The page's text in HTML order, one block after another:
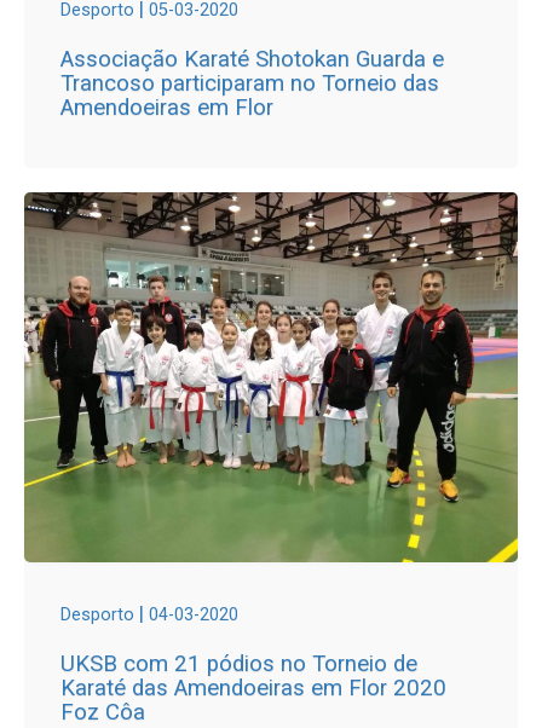
Desporto | 05-03-2020
Associação Karaté Shotokan Guarda e
Trancoso participaram no Torneio das
Amendoeiras em Flor
Desporto | 04-03-2020
UKSB com 21 pódios no Torneio de
Karaté das Amendoeiras em Flor 2020
Foz Côa